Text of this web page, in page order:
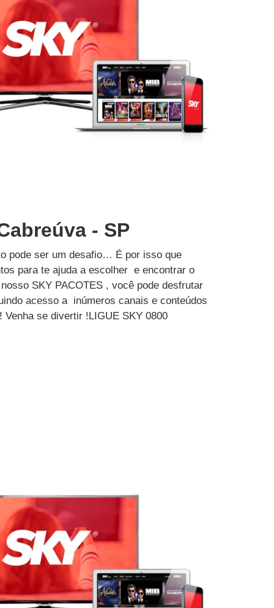
- SP
pode ser um desafio… É por isso que
para te ajuda a escolher e encontrar o
SKY PACOTES , você pode desfrutar
acesso a inúmeros canais e conteúdos
se divertir !LIGUE SKY 0800